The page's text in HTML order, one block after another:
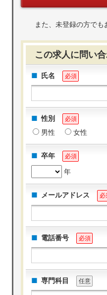
また、未登録の方でも
この求人に問い
氏名 必須
性別 必須
男性 女性
卒年 必須
年
メールアドレス 必
電話番号 必須
専門科目 任意